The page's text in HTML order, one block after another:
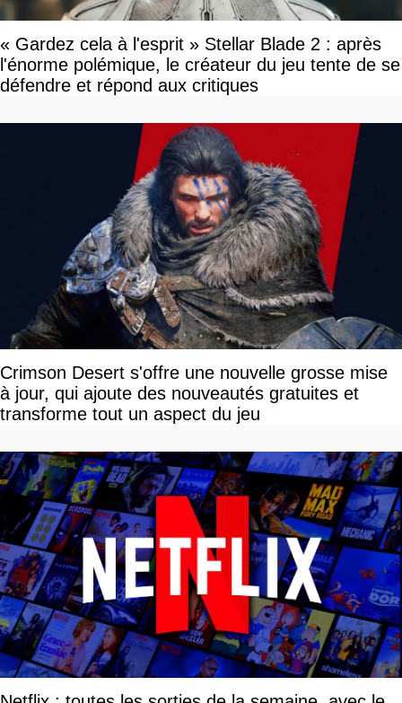
« Gardez cela à l'esprit » Stellar Blade 2 : après
l'énorme polémique, le créateur du jeu tente de se
défendre et répond aux critiques
Crimson Desert s'offre une nouvelle grosse mise
à jour, qui ajoute des nouveautés gratuites et
transforme tout un aspect du jeu